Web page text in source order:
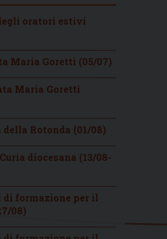
oratori estivi
Maria Goretti (05/07)
Maria Goretti
Rotonda (01/08)
diocesana (13/08-
formazione per il
08)